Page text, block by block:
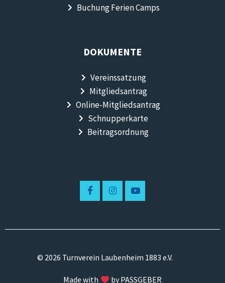
Buchung Ferien Camps
DOKUMENTE
Vereinssatzung
Mitgliedsantrag
Online-Mitgliedsantrag
Schnupperkarte
Beitragsordnung
© 2026 Turnverein Laubenheim 1883 e.V.
Made with by PASSGEBER